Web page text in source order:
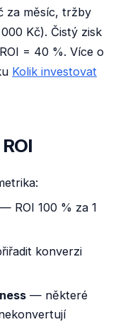
za měsíc, tržby
Kč). Čistý zisk
= 40 %. Více o
Kolik investovat
— ROI 100 % za 1
konverzi
— některé